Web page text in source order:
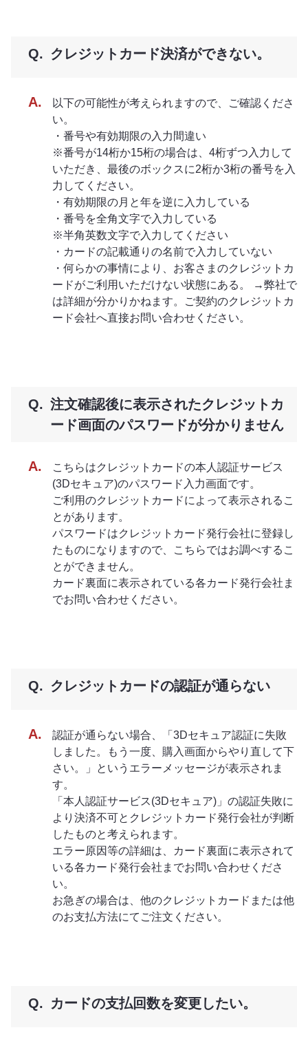
クレジットカード決済ができない。
以下の可能性が考えられますので、ご確認くださ
い。
・番号や有効期限の入力間違い
※番号が14桁か15桁の場合は、4桁ずつ入力して
いただき、最後のボックスに2桁か3桁の番号を入
力してください。
・有効期限の月と年を逆に入力している
・番号を全角文字で入力している
※半角英数文字で入力してください
・カードの記載通りの名前で入力していない
・何らかの事情により、お客さまのクレジットカ
ードがご利用いただけない状態にある。 →弊社で
は詳細が分かりかねます。ご契約のクレジットカ
ード会社へ直接お問い合わせください。
注文確認後に表示されたクレジットカ
ード画面のパスワードが分かりません
こちらはクレジットカードの本人認証サービス
(3Dセキュア)のパスワード入力画面です。
ご利用のクレジットカードによって表示されるこ
とがあります。
パスワードはクレジットカード発行会社に登録し
たものになりますので、こちらではお調べするこ
とができません。
カード裏面に表示されている各カード発行会社ま
でお問い合わせください。
クレジットカードの認証が通らない
認証が通らない場合、「3Dセキュア認証に失敗
しました。もう一度、購入画面からやり直して下
さい。」というエラーメッセージが表示されま
す。
「本人認証サービス(3Dセキュア)」の認証失敗に
より決済不可とクレジットカード発行会社が判断
したものと考えられます。
エラー原因等の詳細は、カード裏面に表示されて
いる各カード発行会社までお問い合わせくださ
い。
お急ぎの場合は、他のクレジットカードまたは他
のお支払方法にてご注文ください。
カードの支払回数を変更したい。